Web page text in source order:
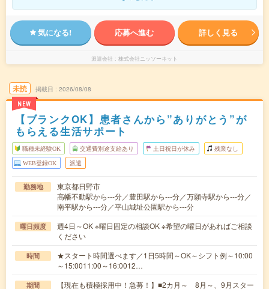
気になる! 応募へ進む 詳しく見る
派遣会社 株式会社ニッソーネット
未読
NEW
掲載日 2026/08/08
【ブランクOK】患者さんから”ありがとう”が
もらえる生活サポート
職種未経験OK 交通費別途支給あり 土日祝日が休み 残業なし
WEB登録OK 派遣
勤務地
東京都日野市
高幡不動駅から---分／豊田駅から---分／万願寺駅から---分／
南平駅から---分／平山城址公園駅から---分
曜日頻度
週4日～OK ※曜日固定の相談OK ※希望の曜日があればご相談
ください
時間
★スタート時間選べます／1日5時間～OK～シフト例～10:00
～15:0011:00～16:0012…
期間
【現在も積極採用中！急募！】■2カ月～ 8月～、9月スター